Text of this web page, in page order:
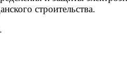
строительства.